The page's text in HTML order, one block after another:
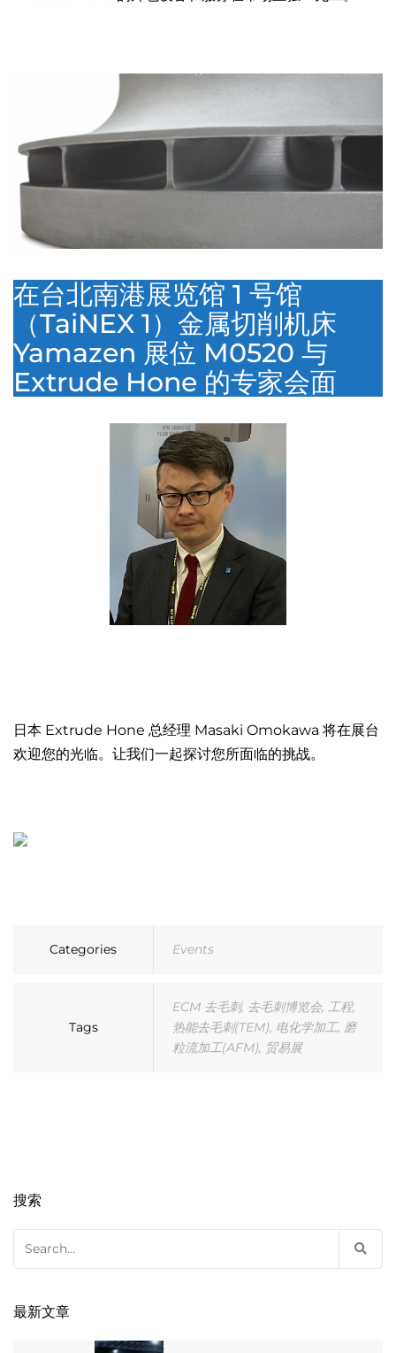
在台北南港展览馆 1 号馆
（TaiNEX 1）金属切削机床
Yamazen 展位 M0520 与
Extrude Hone 的专家会面
日本 Extrude Hone 总经理 Masaki Omokawa 将在展台
欢迎您的光临。让我们一起探讨您所面临的挑战。
Categories Events
Tags
ECM 去毛刺, 去毛刺博览会, 工程,
热能去毛刺(TEM) 电化学加工, 磨
粒流加工(AFM)
贸易展
搜索
for:
最新文章